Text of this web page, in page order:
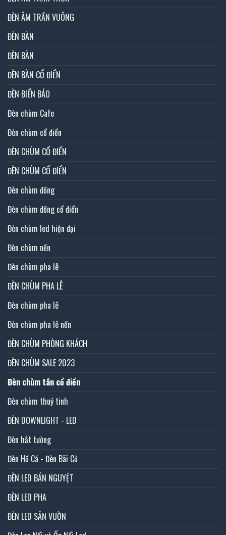
ĐÈN ÂM TRẦN VUÔNG
ĐÈN BÀN
ĐÈN BÀN
ĐÈN BÀN CỔ ĐIỂN
ĐÈN BIỂN BÁO
Đèn chùm Cafe
Đèn chùm cổ điển
ĐÈN CHÙM CỔ ĐIỂN
ĐÈN CHÙM CỔ ĐIỂN
Đèn chùm đồng
Đèn chùm đồng cổ điển
Đèn chùm led hiện đại
Đèn chùm nến
Đèn chùm pha lê
ĐÈN CHÙM PHA LÊ
Đèn chùm pha lê
Đèn chùm pha lê nến
ĐÈN CHÙM PHÒNG KHÁCH
ĐÈN CHÙM SALE 2023
Đèn chùm tân cổ điển
Đèn chùm thuỷ tinh
ĐÈN DOWNLIGHT - LED
Đèn hắt tường
Đèn Hồ Cá - Đèn Bãi Cỏ
ĐÈN LED BÁN NGUYỆT
ĐÈN LED PHA
ĐÈN LED SÂN VƯỜN